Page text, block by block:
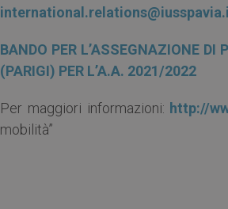
BANDO PER L’ASSEGNAZIONE DI
(PARIGI) PER L’A.A. 2021/2022
Per maggiori informazioni: http://
mobilità”